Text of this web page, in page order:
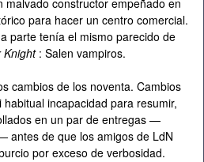
malvado constructor empeñado en
para hacer un centro comercial.
parte tenía el mismo parecido de
Knight: Salen vampiros.
cambios de los noventa. Cambios
incapacidad para resumir,
en un par de entregas —
antes de que los amigos de LdN
por exceso de verbosidad.